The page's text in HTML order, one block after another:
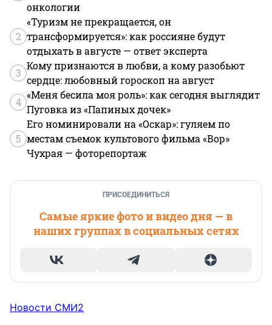
онкологии
2
«Туризм не прекращается, он
трансформируется»: как россияне будут
отдыхать в августе — ответ эксперта
3
Кому признаются в любви, а кому разобьют
сердце: любовный гороскоп на август
4
«Меня бесила моя роль»: как сегодня выглядит
Пуговка из «Папиных дочек»
5
Его номинировали на «Оскар»: гуляем по
местам съемок культового фильма «Вор»
Чухрая — фоторепортаж
ПРИСОЕДИНИТЬСЯ
Самые яркие фото и видео дня — в
наших группах в социальных сетях
Новости СМИ2